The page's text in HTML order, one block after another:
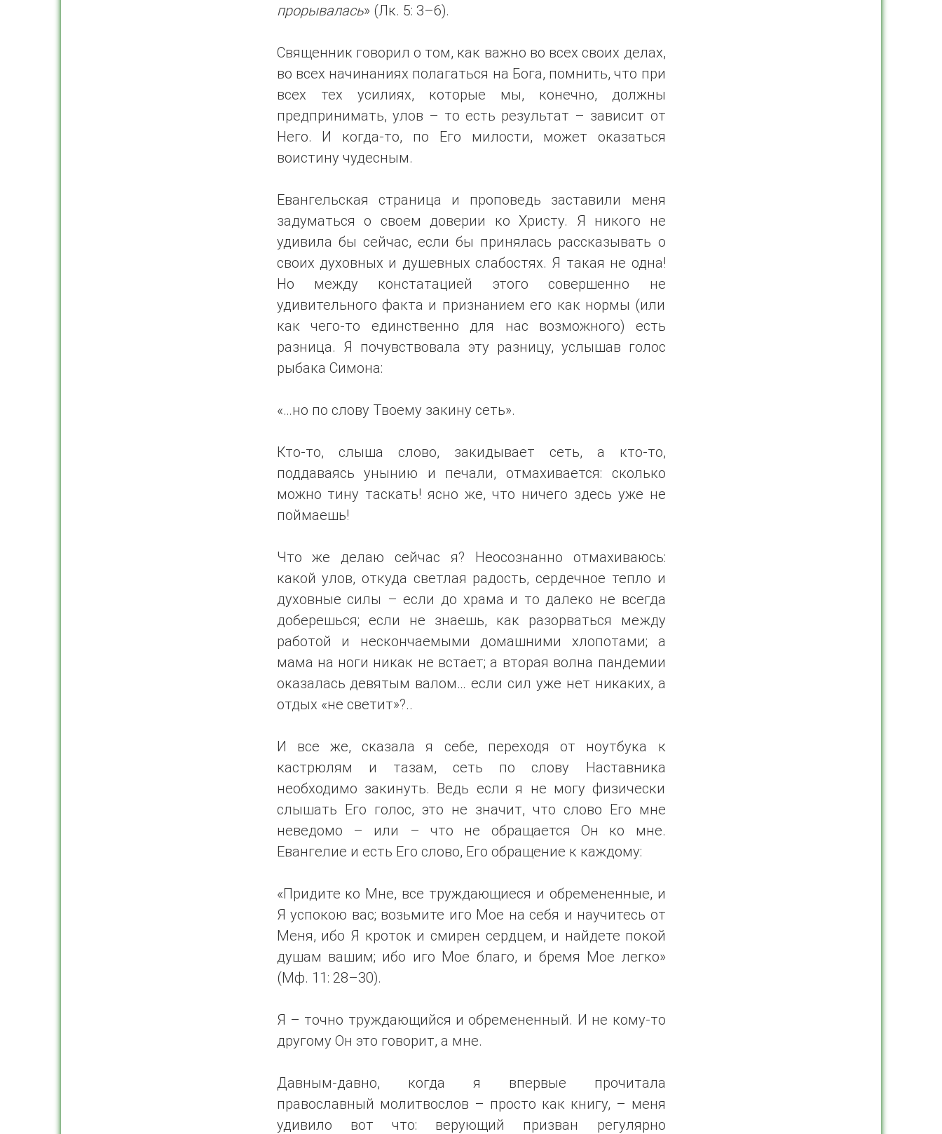
прорывалась» (Лк. 5: 3–6).
Священник говорил о том, как важно во всех своих делах,
во всех начинаниях полагаться на Бога, помнить, что при
всех тех усилиях, которые мы, конечно, должны
предпринимать, улов – то есть результат – зависит от
Него. И когда-то, по Его милости, может оказаться
воистину чудесным.
Евангельская страница и проповедь заставили меня
задуматься о своем доверии ко Христу. Я никого не
удивила бы сейчас, если бы принялась рассказывать о
своих духовных и душевных слабостях. Я такая не одна!
Но между констатацией этого совершенно не
удивительного факта и признанием его как нормы (или
как чего-то единственно для нас возможного) есть
разница. Я почувствовала эту разницу, услышав голос
рыбака Симона:
«…но по слову Твоему закину сеть».
Кто-то, слыша слово, закидывает сеть, а кто-то,
поддаваясь унынию и печали, отмахивается: сколько
можно тину таскать! ясно же, что ничего здесь уже не
поймаешь!
Что же делаю сейчас я? Неосознанно отмахиваюсь:
какой улов, откуда светлая радость, сердечное тепло и
духовные силы – если до храма и то далеко не всегда
доберешься; если не знаешь, как разорваться между
работой и нескончаемыми домашними хлопотами; а
мама на ноги никак не встает; а вторая волна пандемии
оказалась девятым валом… если сил уже нет никаких, а
отдых «не светит»?..
И все же, сказала я себе, переходя от ноутбука к
кастрюлям и тазам, сеть по слову Наставника
необходимо закинуть. Ведь если я не могу физически
слышать Его голос, это не значит, что слово Его мне
неведомо – или – что не обращается Он ко мне.
Евангелие и есть Его слово, Его обращение к каждому:
«Придите ко Мне, все труждающиеся и обремененные, и
Я успокою вас; возьмите иго Мое на себя и научитесь от
Меня, ибо Я кроток и смирен сердцем, и найдете покой
душам вашим; ибо иго Мое благо, и бремя Мое легко»
(Мф. 11: 28–30).
Я – точно труждающийся и обремененный. И не кому-то
другому Он это говорит, а мне.
Давным-давно, когда я впервые прочитала
православный молитвослов – просто как книгу, – меня
удивило вот что: верующий призван регулярно